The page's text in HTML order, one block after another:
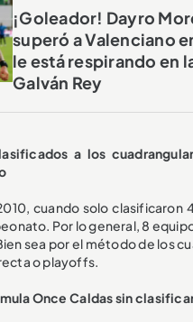
¡Goleador! Dayro
superó a Valenciano
le está respirando en
Galván Rey
a los
cuando solo clasificaron
Por lo general, 8
sea por el método de los
o playoffs.
Once Caldas sin